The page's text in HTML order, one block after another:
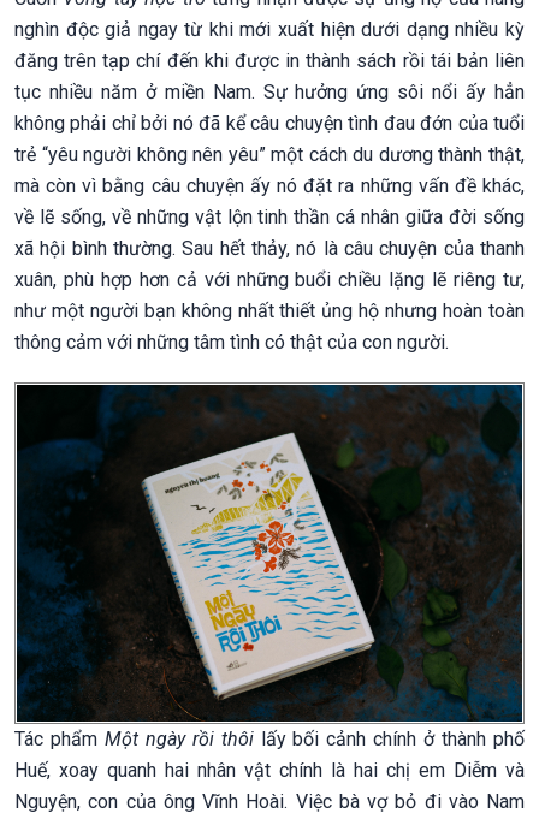
nghìn độc giả ngay từ khi mới xuất hiện dưới dạng nhiều kỳ
đăng trên tạp chí đến khi được in thành sách rồi tái bản liên
tục nhiều năm ở miền Nam. Sự hưởng ứng sôi nổi ấy hẳn
không phải chỉ bởi nó đã kể câu chuyện tình đau đớn của tuổi
trẻ “yêu người không nên yêu” một cách du dương thành thật,
mà còn vì bằng câu chuyện ấy nó đặt ra những vấn đề khác,
về lẽ sống, về những vật lộn tinh thần cá nhân giữa đời sống
xã hội bình thường. Sau hết thảy, nó là câu chuyện của thanh
xuân, phù hợp hơn cả với những buổi chiều lặng lẽ riêng tư,
như một người bạn không nhất thiết ủng hộ nhưng hoàn toàn
thông cảm với những tâm tình có thật của con người.
Tác phẩm Một ngày rồi thôi lấy bối cảnh chính ở thành phố
Huế, xoay quanh hai nhân vật chính là hai chị em Diễm và
Nguyện, con của ông Vĩnh Hoài. Việc bà vợ bỏ đi vào Nam